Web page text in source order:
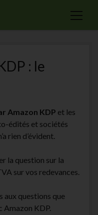
open
: le
Amazon KDP et les
édités et sociétés
rien d’évident.
la question sur la
sur vos redevances.
aux questions que
Amazon KDP.